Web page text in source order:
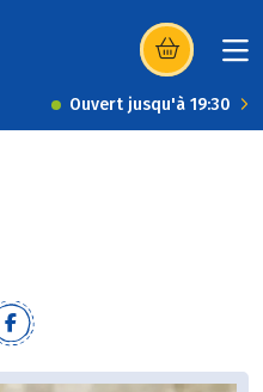
(s’ouvre dans
Ouvert jusqu'à 19:30